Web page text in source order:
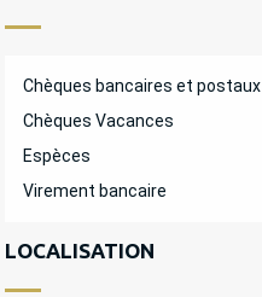
Chèques bancaires et postaux
Chèques Vacances
Espèces
Virement bancaire
LOCALISATION